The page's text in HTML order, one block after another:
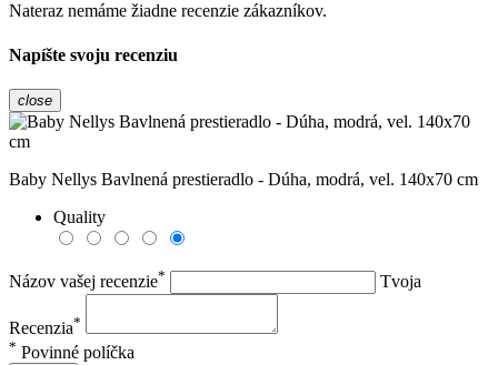
Nateraz nemáme žiadne recenzie zákazníkov.
Napíšte svoju recenziu
close
Baby Nellys Bavlnená prestieradlo - Dúha, modrá, vel. 140x70 cm
Quality
Názov vašej recenzie* Tvoja
Recenzia*
* Povinné políčka